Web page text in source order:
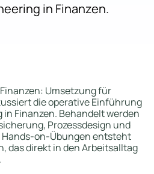
in Finanzen.
Umsetzung für
die operative Einführung
Finanzen. Behandelt werden
Prozessdesign und
on-Übungen entsteht
das direkt in den Arbeitsalltag